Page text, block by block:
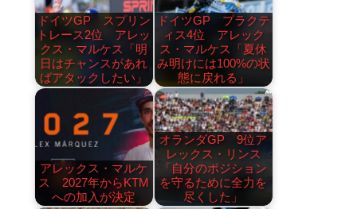
ドイツGP スプリン
トレース2位 アレッ
クス・マルケス「明
日はチャンスがあれ
ばアタックしたい」
ドイツGP プラクテ
ィス4位 アレック
ス・マルケス「夏休
み明けには100%の状
態に戻れる」
アレックス・マルケ
ス 2027年からKTM
への加入が決定
オランダGP 9位ア
レックス・リンス
「自分のポジション
を守るために全力を
尽くした」